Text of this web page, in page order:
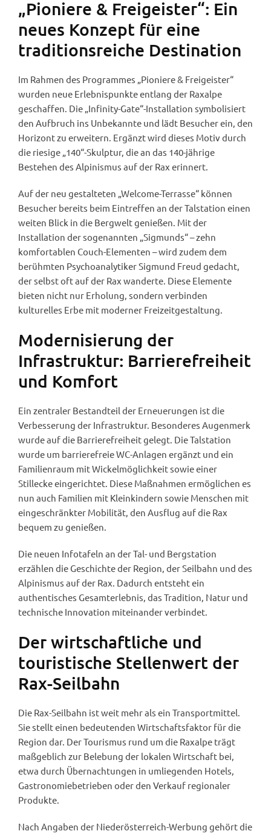
„Pioniere & Freigeister“: Ein
neues Konzept für eine
traditionsreiche Destination
Im Rahmen des Programmes „Pioniere & Freigeister“
wurden neue Erlebnispunkte entlang der Raxalpe
geschaffen. Die „Infinity-Gate“-Installation symbolisiert
den Aufbruch ins Unbekannte und lädt Besucher ein, den
Horizont zu erweitern. Ergänzt wird dieses Motiv durch
die riesige „140“-Skulptur, die an das 140-jährige
Bestehen des Alpinismus auf der Rax erinnert.
Auf der neu gestalteten „Welcome-Terrasse“ können
Besucher bereits beim Eintreffen an der Talstation einen
weiten Blick in die Bergwelt genießen. Mit der
Installation der sogenannten „Sigmunds“ – zehn
komfortablen Couch-Elementen – wird zudem dem
berühmten Psychoanalytiker Sigmund Freud gedacht,
der selbst oft auf der Rax wanderte. Diese Elemente
bieten nicht nur Erholung, sondern verbinden
kulturelles Erbe mit moderner Freizeitgestaltung.
Modernisierung der
Infrastruktur: Barrierefreiheit
und Komfort
Ein zentraler Bestandteil der Erneuerungen ist die
Verbesserung der Infrastruktur. Besonderes Augenmerk
wurde auf die Barrierefreiheit gelegt. Die Talstation
wurde um barrierefreie WC-Anlagen ergänzt und ein
Familienraum mit Wickelmöglichkeit sowie einer
Stillecke eingerichtet. Diese Maßnahmen ermöglichen es
nun auch Familien mit Kleinkindern sowie Menschen mit
eingeschränkter Mobilität, den Ausflug auf die Rax
bequem zu genießen.
Die neuen Infotafeln an der Tal- und Bergstation
erzählen die Geschichte der Region, der Seilbahn und des
Alpinismus auf der Rax. Dadurch entsteht ein
authentisches Gesamterlebnis, das Tradition, Natur und
technische Innovation miteinander verbindet.
Der wirtschaftliche und
touristische Stellenwert der
Rax-Seilbahn
Die Rax-Seilbahn ist weit mehr als ein Transportmittel.
Sie stellt einen bedeutenden Wirtschaftsfaktor für die
Region dar. Der Tourismus rund um die Raxalpe trägt
maßgeblich zur Belebung der lokalen Wirtschaft bei,
etwa durch Übernachtungen in umliegenden Hotels,
Gastronomiebetrieben oder den Verkauf regionaler
Produkte.
Nach Angaben der Niederösterreich-Werbung gehört die